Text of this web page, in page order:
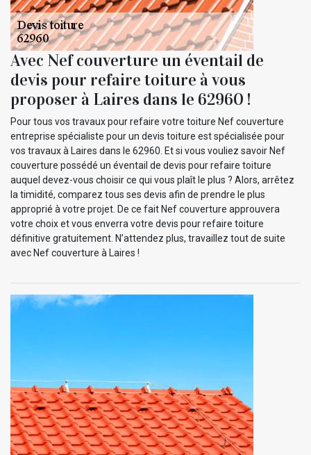
Avec Nef couverture un éventail de
devis pour refaire toiture à vous
proposer à Laires dans le 62960 !
Pour tous vos travaux pour refaire votre toiture Nef couverture
entreprise spécialiste pour un devis toiture est spécialisée pour
vos travaux à Laires dans le 62960. Et si vous vouliez savoir Nef
couverture possédé un éventail de devis pour refaire toiture
auquel devez-vous choisir ce qui vous plaît le plus ? Alors, arrêtez
la timidité, comparez tous ses devis afin de prendre le plus
approprié à votre projet. De ce fait Nef couverture approuvera
votre choix et vous enverra votre devis pour refaire toiture
définitive gratuitement. N’attendez plus, travaillez tout de suite
avec Nef couverture à Laires !